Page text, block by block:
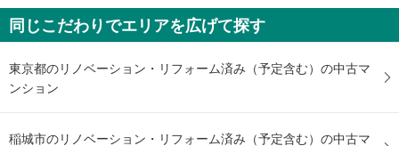
知
を
け
取
同じこだわりでエリアを広げて探す
東京都のリノベーション・リフォーム済み（予定含む）の中古マ
ンション
稲城市のリノベーション・リフォーム済み（予定含む）の中古マ